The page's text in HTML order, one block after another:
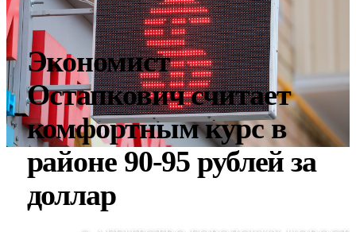
Экономист
Остапкович считает
комфортным курс в
районе 90-95 рублей за
доллар